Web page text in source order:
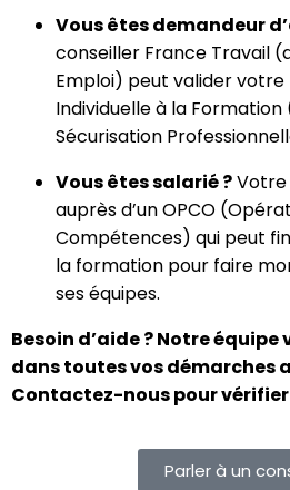
Vous êtes demandeur
conseiller France Travail
Emploi) peut valider votre
Individuelle à la
Sécurisation
Vous êtes salarié ?
auprès d’un OPCO
Compétences) qui peut
la formation pour faire
ses équipes.
Besoin d’aide ? Notre
dans toutes vos démarches
Contactez-nous pour
Parler à un